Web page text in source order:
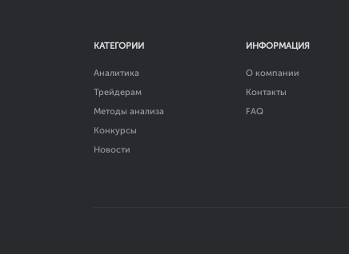
КАТЕГОРИИ
Аналитика
Трейдерам
Методы анализа
Конкурсы
Новости
ИНФОРМАЦИЯ
О компании
Контакты
FAQ